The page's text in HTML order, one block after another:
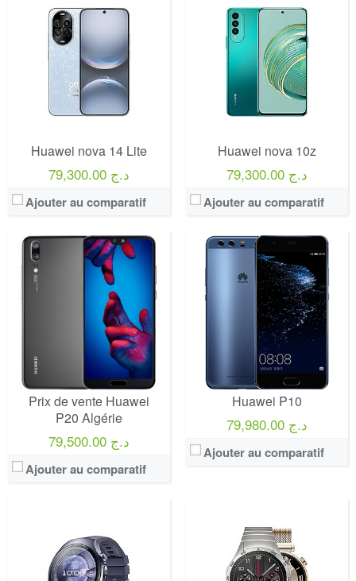
Huawei nova 14 Lite
79,300.00 د.ج
Ajouter au comparatif
Huawei nova 10z
79,300.00 د.ج
Ajouter au comparatif
Prix de vente Huawei
P20 Algérie
79,500.00 د.ج
Ajouter au comparatif
Huawei P10
79,980.00 د.ج
Ajouter au comparatif